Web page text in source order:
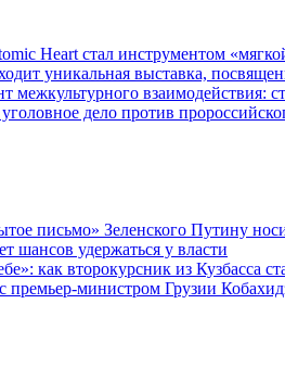
Heart стал инструментом
уникальная выставка,
взаимодействия:
дело против
письмо» Зеленского Путину
шансов удержаться у власти
как второкурсник из Кузбасса
премьер-министром Грузии